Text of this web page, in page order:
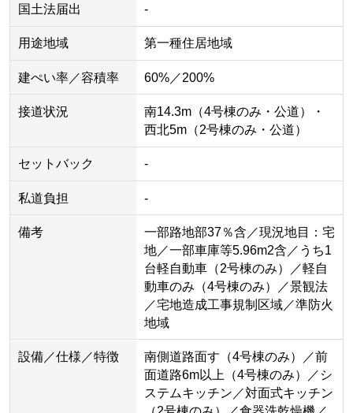
国土法届出 -
用途地域 第一種住居地域
建ぺい率／容積率 60%／200%
接道状況
南14.3m（4号棟のみ・公道）・
西北5m（2号棟のみ・公道）
セットバック -
私道負担 -
備考
一部路地部37％含／現況地目：宅
地／一部車庫等5.96m2含／うち1
台軽自動車（2号棟のみ）／軽自
動車のみ（4号棟のみ）／景観法
／宅地造成工事規制区域／準防火
地域
設備／仕様／特徴
南側道路面す（4号棟のみ）／前
面道路6m以上（4号棟のみ）／シ
ステムキッチン／対面式キッチン